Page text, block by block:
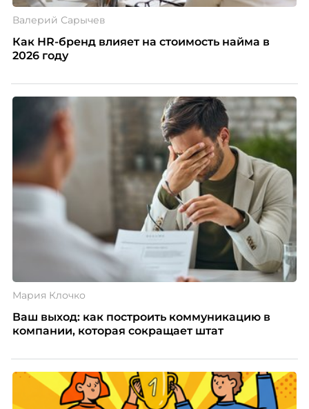
Валерий Сарычев
Как HR-бренд влияет на стоимость найма в
2026 году
Мария Клочко
Ваш выход: как построить коммуникацию в
компании, которая сокращает штат